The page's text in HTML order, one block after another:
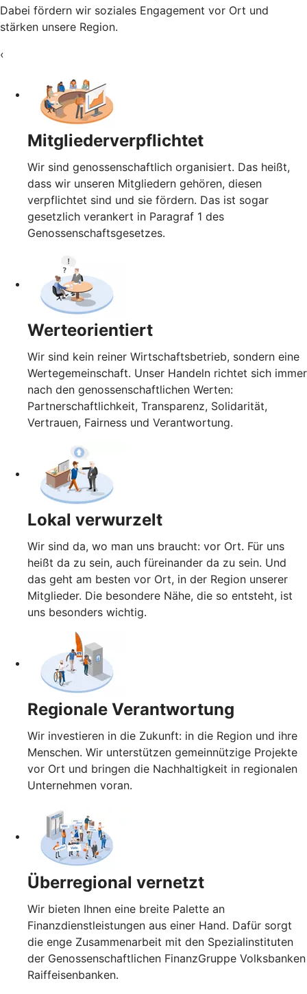
Dabei fördern wir soziales Engagement vor Ort und
stärken unsere Region.
‹
Mitgliederverpflichtet
Wir sind genossenschaftlich organisiert. Das heißt,
dass wir unseren Mitgliedern gehören, diesen
verpflichtet sind und sie fördern. Das ist sogar
gesetzlich verankert in Paragraf 1 des
Genossenschaftsgesetzes.
Werteorientiert
Wir sind kein reiner Wirtschaftsbetrieb, sondern eine
Wertegemeinschaft. Unser Handeln richtet sich immer
nach den genossenschaftlichen Werten:
Partnerschaftlichkeit, Transparenz, Solidarität,
Vertrauen, Fairness und Verantwortung.
Lokal verwurzelt
Wir sind da, wo man uns braucht: vor Ort. Für uns
heißt da zu sein, auch füreinander da zu sein. Und
das geht am besten vor Ort, in der Region unserer
Mitglieder. Die besondere Nähe, die so entsteht, ist
uns besonders wichtig.
Regionale Verantwortung
Wir investieren in die Zukunft: in die Region und ihre
Menschen. Wir unterstützen gemeinnützige Projekte
vor Ort und bringen die Nachhaltigkeit in regionalen
Unternehmen voran.
Überregional vernetzt
Wir bieten Ihnen eine breite Palette an
Finanzdienstleistungen aus einer Hand. Dafür sorgt
die enge Zusammenarbeit mit den Spezialinstituten
der Genossenschaftlichen FinanzGruppe Volksbanken
Raiffeisenbanken.